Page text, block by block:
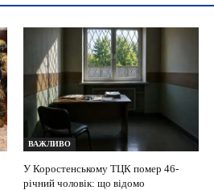
ВАЖЛИВО
У Коростенському ТЦК помер 46-
річний чоловік: що відомо